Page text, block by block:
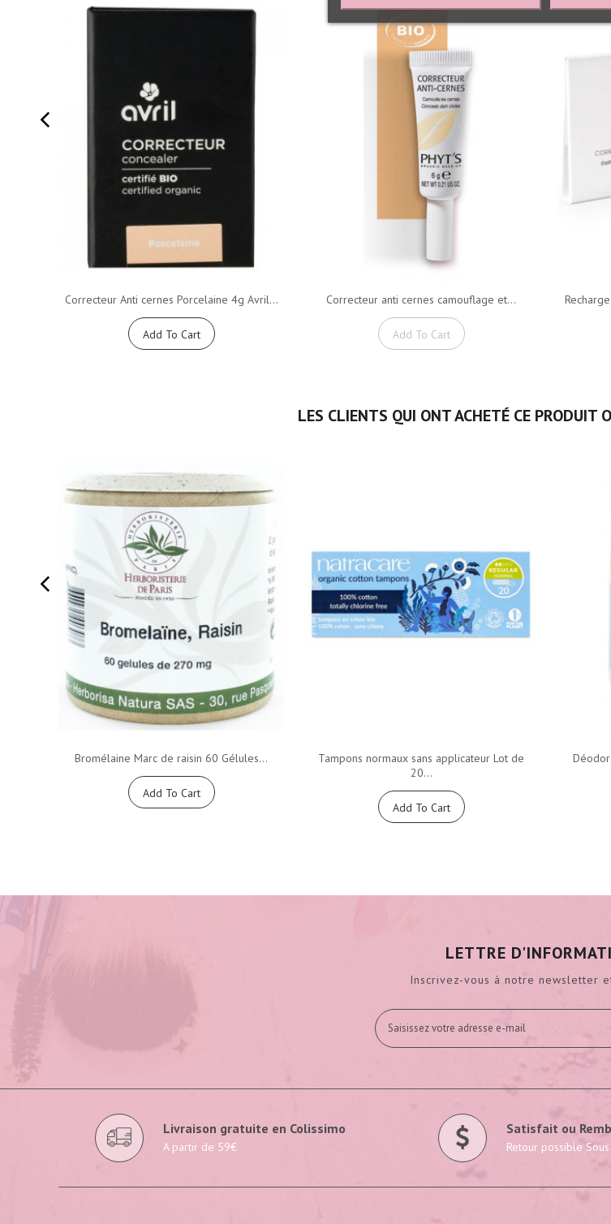
Correcteur Anti cernes Porcelaine 4g Avril...
Add To Cart
Correcteur anti cernes camouflage et...
Add To Cart
LES CLIENTS QUI ONT ACHETÉ CE PRODUIT
Bromélaine Marc de raisin 60 Gélules...
Add To Cart
Tampons normaux sans applicateur Lot de
20...
Add To Cart
LETTRE
Inscrivez-vous à notre newsletter
Livraison gratuite en Colissimo
A partir de 59€
Satisfait ou
Retour possible